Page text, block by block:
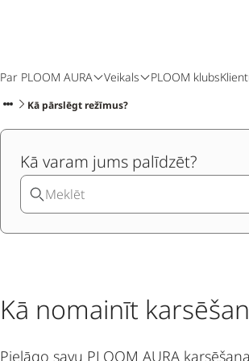
Par PLOOM AURA Veikals PLOOM klubs
Kā pārslēgt režīmus?
Kā varam jums palīdzēt?
Kā nomainīt
Pielāgo savu PLOOM AURA